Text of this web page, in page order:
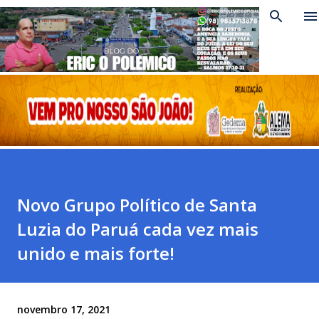
Pular para o conteúdo principal
Novo Grupo Político de Santa
Luzia do Paruá cada vez mais
unido e mais forte!
novembro 17, 2021